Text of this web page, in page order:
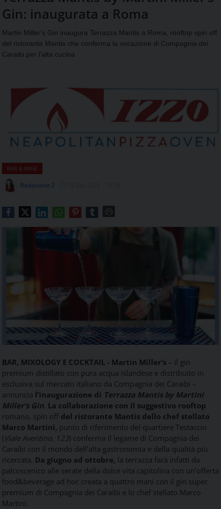
aggiornamenti
quotidiani
temi
come
ospitalità,
&
beverage,
catering
e
quotidiani
mondo
dell'alimentazione,
dei
consumi
novità
del
comparto
CONTATTI
Gin: inaugurata a Roma
Martin Miller's Gin inaugura Terrazza Mantis a Roma, rooftop spin off
del ristorante Mantis che conferma la vocazione di Compagnia dei
Caraibi per l'alta cucina
BAR & WINE
Redazione 2
BAR, MIXOLOGY E COCKTAIL - Martin Miller’s – il gin
premium distillato con pura acqua islandese e distribuito in
esclusiva sul mercato italiano da Compagnia dei Caraibi –
annuncia l’inaugurazione di Terrazza Mantis by Martini
Miller’s Gin. La collaborazione con il suggestivo rooftop
romano, spin off del ristorante Mantis dello chef stellato
Marco Martini, punto di riferimento del quartiere Testaccio
( Viale Aventino, 123) conferma il legame di Compagnia dei
Caraibi con il mondo dell’alta gastronomia e della qualità più
ricercata. Da giugno ad ottobre, la terrazza farà infatti da
palcoscenico alle serate della dolce vita capitolina con un’offerta
food&beverage ad hoc creata a quattro mani con il gin super
premium di Compagnia dei Caraibi e lo chef stellato Marco
Martini.